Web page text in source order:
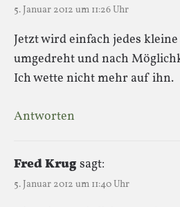
5. Januar 2012 um 11:26 Uhr
Jetzt wird einfach jedes
umgedreht und nach
Ich wette nicht mehr auf ihn.
Antworten
Fred Krugsagt:
5. Januar 2012 um 11:40 Uhr